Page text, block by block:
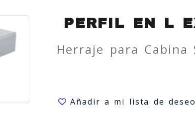
PERFIL EN L
Herraje para Cabina
Añadir a mi lista de